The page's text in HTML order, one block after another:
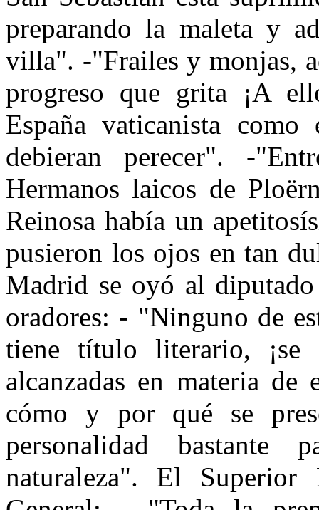
preparando la maleta y
villa". -"Frailes y monjas,
progreso que grita ¡A
España vaticanista
debieran perecer". -
Hermanos laicos de
Reinosa había un
pusieron los ojos en tan
Madrid se oyó al
oradores: - "Ninguno de
tiene título literario,
alcanzadas en materia de
cómo y por qué se
personalidad bastante
naturaleza". El